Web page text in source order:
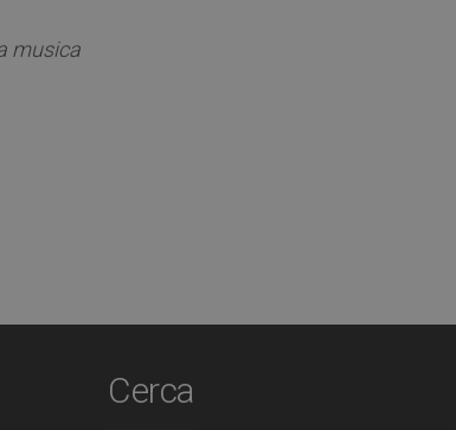
musica
Cerca